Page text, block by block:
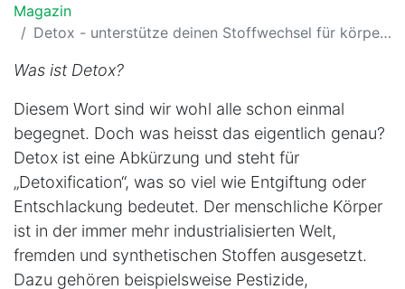
Magazin
Detox - unterstütze deinen Stoffwechsel für körperliches Wohlbefinden
Was ist Detox?
Diesem Wort sind wir wohl alle schon einmal
begegnet. Doch was heisst das eigentlich genau?
Detox ist eine Abkürzung und steht für
„Detoxification“, was so viel wie Entgiftung oder
Entschlackung bedeutet. Der menschliche Körper
ist in der immer mehr industrialisierten Welt,
fremden und synthetischen Stoffen ausgesetzt.
Dazu gehören beispielsweise Pestizide,